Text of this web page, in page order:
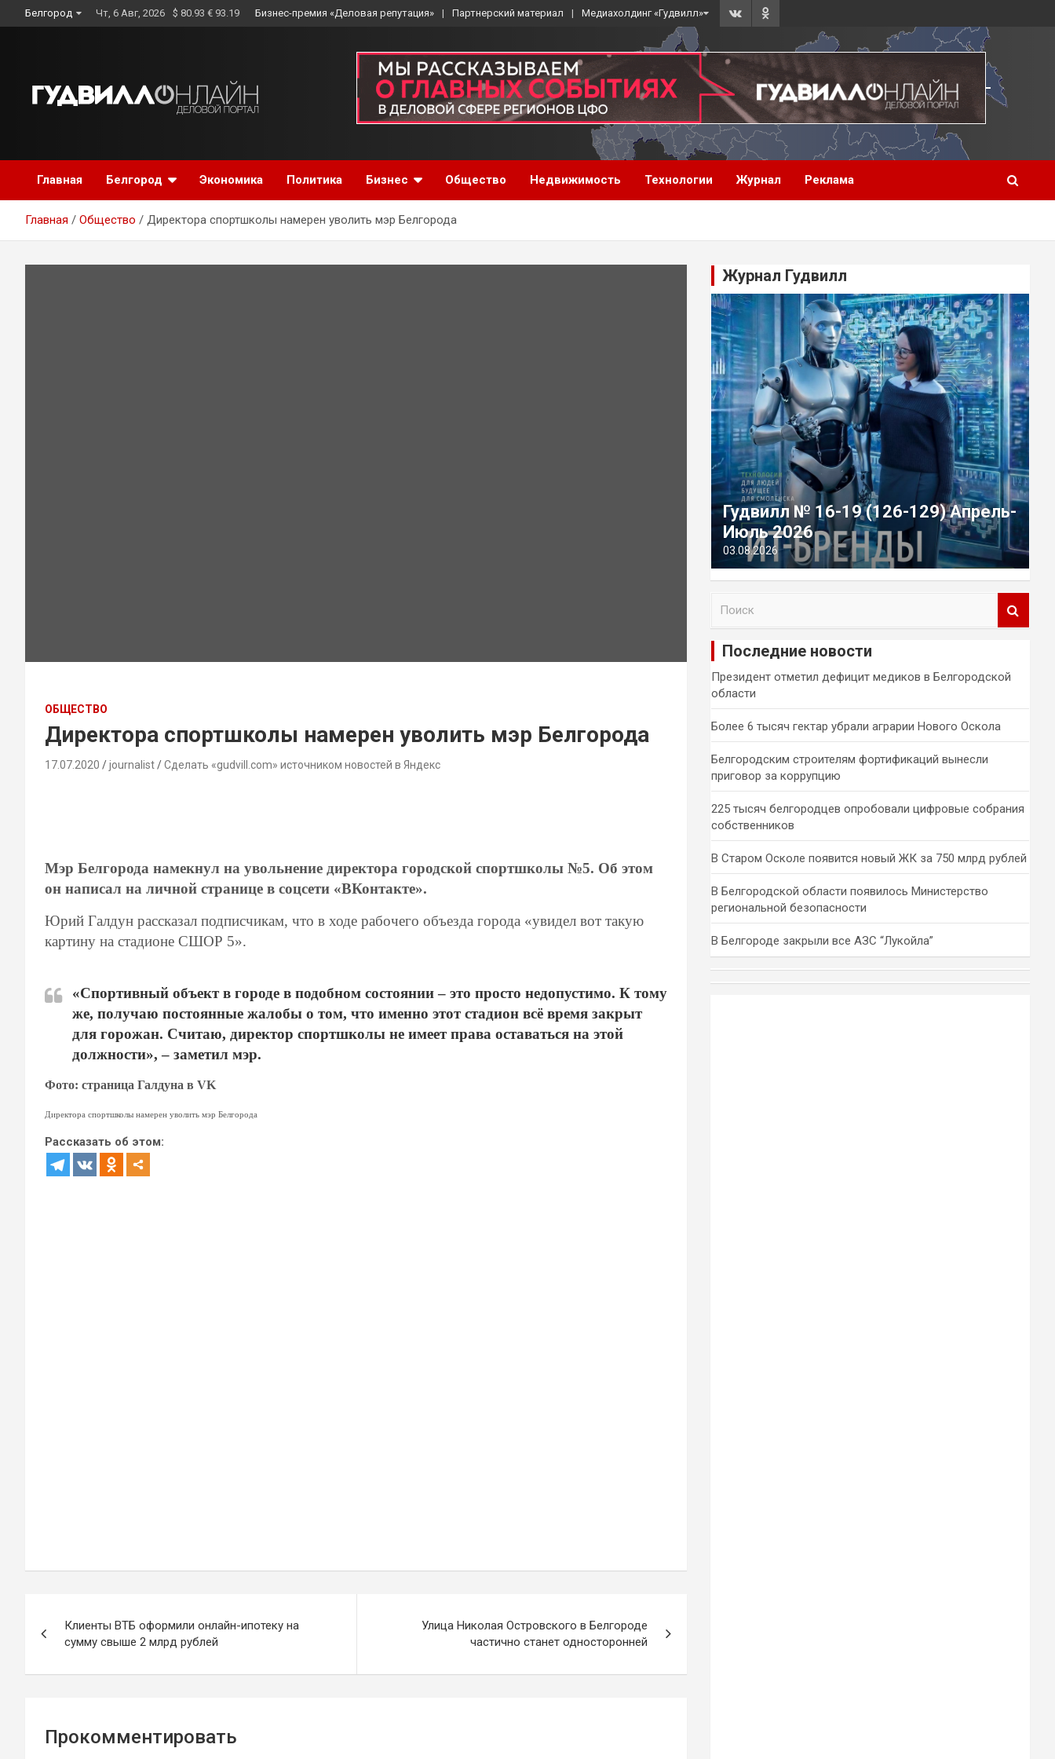
to
Белгород Чт, 6 Авг, 2026 $ 80.93 € 93.19 Бизнес-премия «Деловая репутация» Партнерский материал Медиахолдинг «Гудвилл»
Главная Белгород Экономика Политика Бизнес Общество Недвижимость Технологии Журнал Реклама
Главная Общество Директора спортшколы намерен уволить мэр Белгорода
ОБЩЕСТВО
Директора спортшколы намерен уволить мэр Белгорода
17.07.2020 journalist Сделать «gudvill.com» источником новостей в Яндекс
Мэр Белгорода намекнул на увольнение директора городской спортшколы №5. Об этом
он написал на личной странице в соцсети «ВКонтакте».
Юрий Галдун рассказал подписчикам, что в ходе рабочего объезда города «увидел вот такую
картину на стадионе СШОР 5».
«Спортивный объект в городе в подобном состоянии – это просто недопустимо. К тому
же, получаю постоянные жалобы о том, что именно этот стадион всё время закрыт
для горожан. Считаю, директор спортшколы не имеет права оставаться на этой
должности», – заметил мэр.
Фото: страница Галдуна в VK
Директора спортшколы намерен уволить мэр Белгорода
Рассказать об этом:
по
записям
Клиенты ВТБ оформили онлайн-ипотеку на
сумму свыше 2 млрд рублей
Улица Николая Островского в Белгороде
частично станет односторонней
Прокомментировать
Журнал Гудвилл
Гудвилл № 16-19 (126-129) Апрель-
Июль 2026
03.08.2026
и
Последние новости
Президент отметил дефицит медиков в Белгородской
области
Более 6 тысяч гектар убрали аграрии Нового Оскола
Белгородским строителям фортификаций вынесли
приговор за коррупцию
225 тысяч белгородцев опробовали цифровые собрания
собственников
В Старом Осколе появится новый ЖК за 750 млрд рублей
В Белгородской области появилось Министерство
региональной безопасности
В Белгороде закрыли все АЗС “Лукойла”